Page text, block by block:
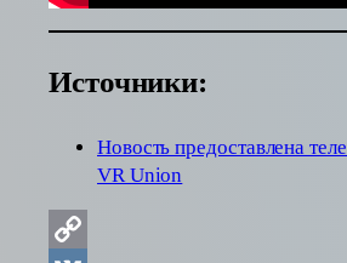
Источники:
Новость предоставлена
VR Union